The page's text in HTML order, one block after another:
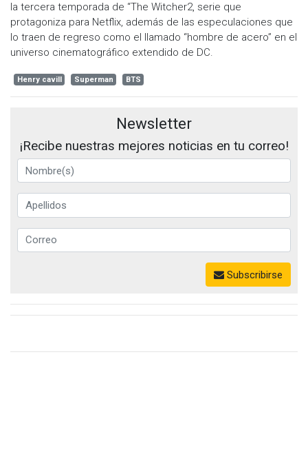
la tercera temporada de “The Witcher2, serie que
protagoniza para Netflix, además de las especulaciones que
lo traen de regreso como el llamado “hombre de acero” en el
universo cinematográfico extendido de DC.
Henry cavill Superman BTS
Newsletter
¡Recibe nuestras mejores noticias en tu correo!
Subscribirse